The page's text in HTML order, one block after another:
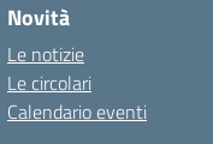
Novità
Le notizie
Le circolari
Calendario eventi